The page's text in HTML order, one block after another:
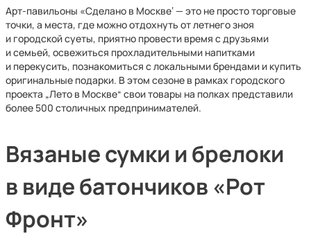
Арт-павильоны «Сделано в Москве‘ — это не просто торговые
точки, а места, где можно отдохнуть от летнего зноя
и городской суеты, приятно провести время с друзьями
и семьей, освежиться прохладительными напитками
и перекусить, познакомиться с локальными брендами и купить
оригинальные подарки. В этом сезоне в рамках городского
проекта „Лето в Москве“ свои товары на полках представили
более 500 столичных предпринимателей.
Вязаные сумки и брелоки
в виде батончиков «Рот
Фронт»